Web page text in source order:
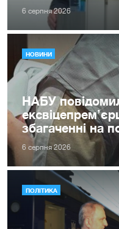
6 серпня 2026
НОВИНИ
НАБУ
збагаченні на
6 серпня 2026
ПОЛІТИКА